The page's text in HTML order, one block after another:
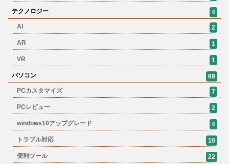
テクノロジー
4
AI
2
AR 1
VR 1
パソコン
69
PCカスタマイズ
7
PCレビュー 2
windows10アップグレード 4
トラブル対応 10
便利ツール 22